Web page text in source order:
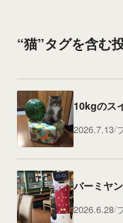
“猫”タグを含む
10kgのス
2026.7.13
バーミヤ
2026.6.28